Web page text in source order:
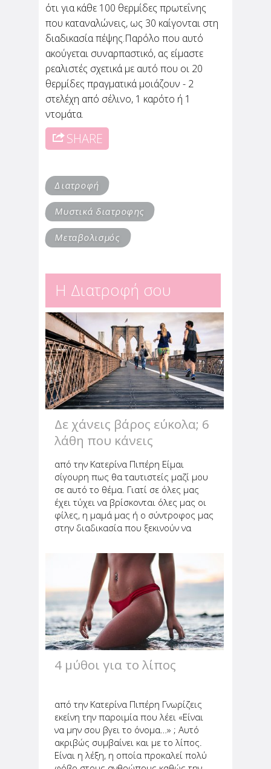
ότι για κάθε 100 θερμίδες πρωτεΐνης
που καταναλώνεις, ως 30 καίγονται στη
διαδικασία πέψης.Παρόλο που αυτό
ακούγεται συναρπαστικό, ας είμαστε
ρεαλιστές σχετικά με αυτό που οι 20
θερμίδες πραγματικά μοιάζουν - 2
στελέχη από σέλινο, 1 καρότο ή 1
ντομάτα.
SHARE
Διατροφή
Μυστικά διατροφης
Μεταβολισμός
Η Διατροφή σου
Δε χάνεις βάρος εύκολα; 6
λάθη που κάνεις
από την Κατερίνα Πιπέρη Είμαι
σίγουρη πως θα ταυτιστείς μαζί μου
σε αυτό το θέμα. Γιατί σε όλες μας
έχει τύχει να βρίσκονται όλες μας οι
φίλες, η μαμά μας ή ο σύντροφος μας
στην διαδικασία που ξεκινούν να
συγκεκριμένης διατροφής είτε επειδή
θέλουν να υιοθετήσουν έναν πιο...
4 μύθοι για το λίπος
από την Κατερίνα Πιπέρη Γνωρίζεις
εκείνη την παροιμία που λέει «Είναι
να μην σου βγει το όνομα…» ; Αυτό
ακριβώς συμβαίνει και με το λίπος.
Είναι η λέξη, η οποία προκαλεί πολύ